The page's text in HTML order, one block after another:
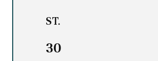
ST.
30